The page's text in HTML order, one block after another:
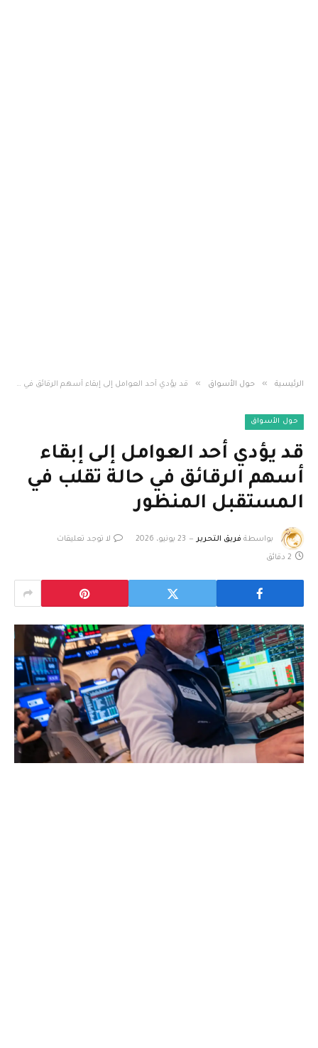
الرئيسية » حول الأسواق » قد يؤدي أحد العوامل إلى إبقاء أسهم الرقائق في حالة تقلب في المستقبل المنظور
حول الأسواق
قد يؤدي أحد العوامل إلى إبقاء
أسهم الرقائق في حالة تقلب في
المستقبل المنظور
بواسطة فريق التحرير 23 يونيو، 2026 لا توجد تعليقات
2 دقائق